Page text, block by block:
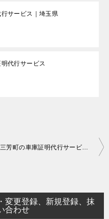
サービス｜埼玉県
代行サービス
変更登録、新規登録、抹
合わせ